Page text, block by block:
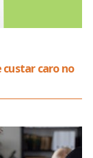
custar caro no